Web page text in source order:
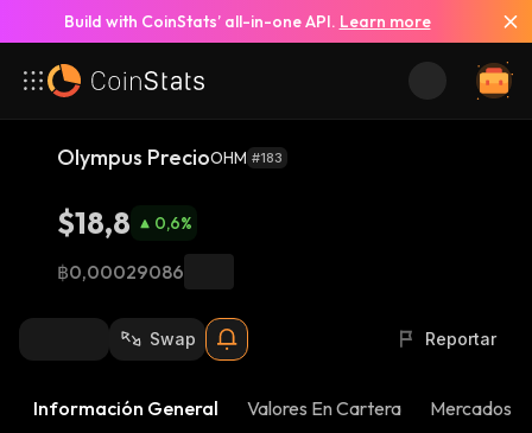
Build with CoinStats’ all-in-one API. Learn more
Olympus PrecioOHM #183
$18,8 0,6%
฿0,00029086
Swap Reportar
Información General Valores En Cartera Mercados